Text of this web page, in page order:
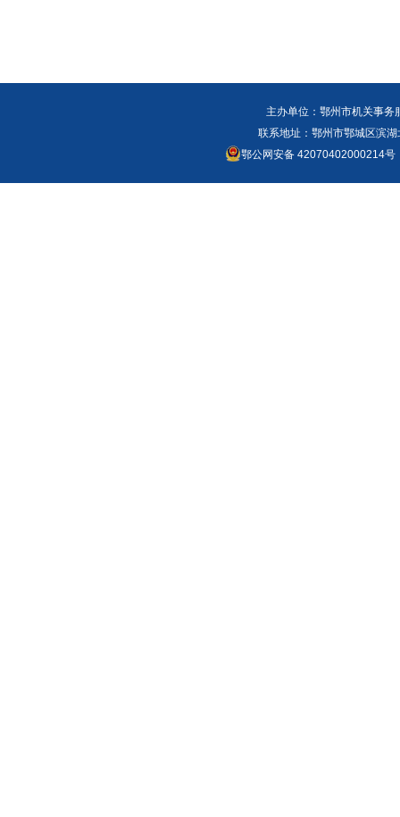
主办单位：鄂州市机关事
联系地址：鄂州市鄂城区滨
鄂公网安备 42070402000214号